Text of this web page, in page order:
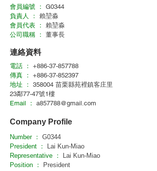
會員編號 ： G0344
負責人 ： 賴堃淼
會員代表 ： 賴堃淼
公司職稱 ： 董事長
連絡資料
電話 ： +886-37-857788
傳真 ： +886-37-852397
地址 ： 358004 苗栗縣苑裡鎮客庄里
23鄰77-47號1樓
Email ： a857788@gmail.com
Company Profile
Number ： G0344
President ：
Lai Kun-Miao
Representative ：
Lai Kun-Miao
Position ：
President